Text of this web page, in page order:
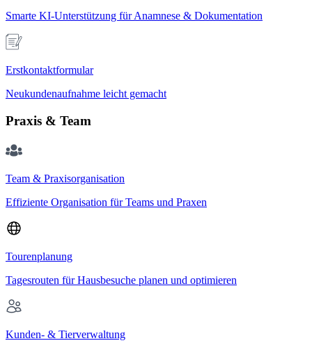
Smarte KI-Unterstützung für Anamnese & Dokumentation
Erstkontaktformular
Neukundenaufnahme leicht gemacht
Praxis & Team
Team & Praxisorganisation
Effiziente Organisation für Teams und Praxen
Tourenplanung
Tagesrouten für Hausbesuche planen und optimieren
Kunden- & Tierverwaltung